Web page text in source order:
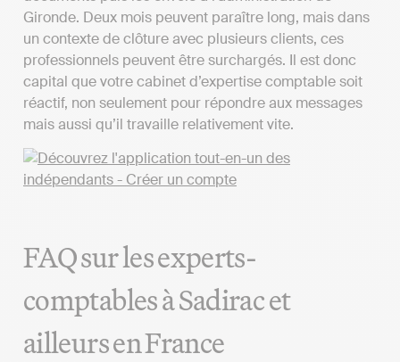
Gironde. Deux mois peuvent paraître long, mais dans
un contexte de clôture avec plusieurs clients, ces
professionnels peuvent être surchargés. Il est donc
capital que votre cabinet d’expertise comptable soit
réactif, non seulement pour répondre aux messages
mais aussi qu’il travaille relativement vite.
FAQ sur les experts-
comptables à Sadirac et
ailleurs en France